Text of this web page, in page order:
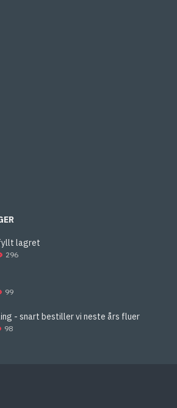
lagret
296
99
- snart bestiller vi neste års fluer
98